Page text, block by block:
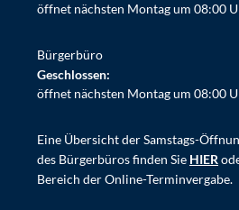
öffnet nächsten Montag um 08:00
Bürgerbüro
Klicken, um weitere Öffnungs-
Geschlossen:
öffnet nächsten Montag um 08:00
Eine Übersicht der Samstags-
des Bürgerbüros finden Sie HIER
Bereich der Online-Terminvergabe.